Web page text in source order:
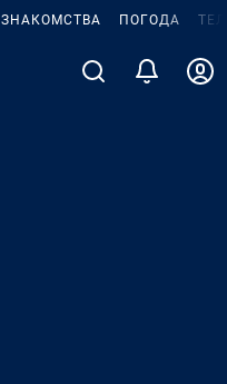
ЗНАКОМСТВА ПОГОДА